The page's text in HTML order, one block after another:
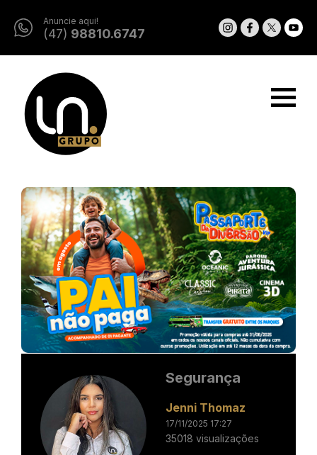
Anuncie aqui!
(47) 98810.6747
Segurança
Jenni Thomaz
17/11/2025 17:27
35018 visualizações